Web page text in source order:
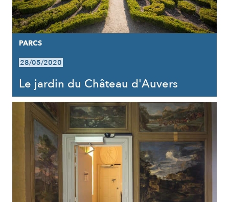
PARCS
28/05/2020
Le jardin du Château d'Auvers